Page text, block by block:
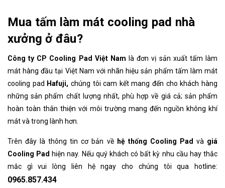
Mua tấm làm mát cooling pad nhà
xưởng ở đâu?
Công ty CP Cooling Pad Việt Nam là đơn vị sản xuất tấm làm
mát hàng đầu tại Việt Nam với nhãn hiệu sản phẩm tấm làm mát
cooling pad Hafuji, chúng tôi cam kết mang đến cho khách hàng
những sản phẩm chất lượng nhất, phù hợp về giá cả; sản phẩm
hoàn toàn thân thiện với môi trường mang đến nguồn không khí
mát và trong lành hơn.
Trên đây là thông tin cơ bản về hệ thống Cooling Pad và giá
Cooling Pad hiện nay. Nếu quý khách có bất kỳ nhu cầu hay thắc
mắc gì vui lòng liên hệ ngay cho chúng tôi qua hotline:
0965.857.434